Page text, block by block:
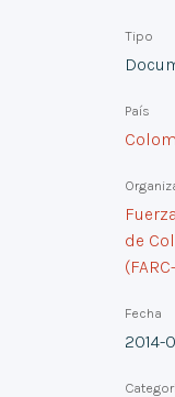
Tipo
País
de
Fecha
2014-